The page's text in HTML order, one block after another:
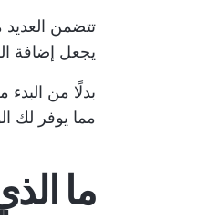
يجعل إضافة
بدلًا من البدء
مما يوفر لك
ما